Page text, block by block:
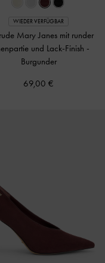
WIEDER VERFÜGBAR
Mary Janes mit runder
und Lack-Finish -
Burgunder
69,00 €